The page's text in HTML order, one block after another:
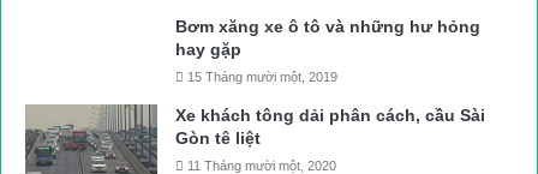
Bơm xăng xe ô tô và những hư hỏng
hay gặp
15 Tháng mười một, 2019
Xe khách tông dải phân cách, cầu Sài
Gòn tê liệt
11 Tháng mười một, 2020